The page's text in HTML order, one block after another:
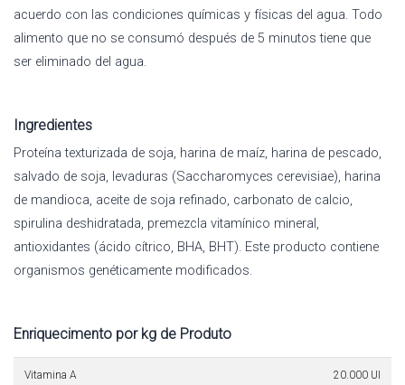
acuerdo con las condiciones químicas y físicas del agua. Todo
alimento que no se consumó después de 5 minutos tiene que
ser eliminado del agua.
Ingredientes
Proteína texturizada de soja, harina de maíz, harina de pescado,
salvado de soja, levaduras (Saccharomyces cerevisiae), harina
de mandioca, aceite de soja refinado, carbonato de calcio,
spirulina deshidratada, premezcla vitamínico mineral,
antioxidantes (ácido cítrico, BHA, BHT). Este producto contiene
organismos genéticamente modificados.
Enriquecimento por kg de Produto
Vitamina A 20.000 UI